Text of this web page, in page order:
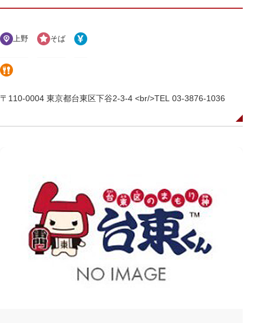
上野 そば
〒110-0004 東京都台東区下谷2-3-4 <br/>TEL 03-3876-1036